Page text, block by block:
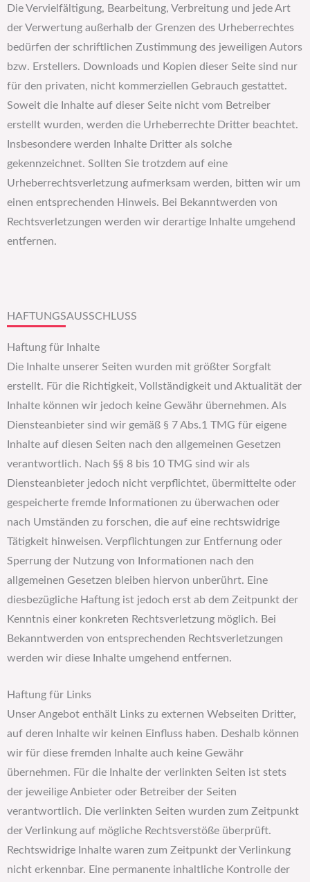
Die Vervielfältigung, Bearbeitung, Verbreitung und jede Art
der Verwertung außerhalb der Grenzen des Urheberrechtes
bedürfen der schriftlichen Zustimmung des jeweiligen Autors
bzw. Erstellers. Downloads und Kopien dieser Seite sind nur
für den privaten, nicht kommerziellen Gebrauch gestattet.
Soweit die Inhalte auf dieser Seite nicht vom Betreiber
erstellt wurden, werden die Urheberrechte Dritter beachtet.
Insbesondere werden Inhalte Dritter als solche
gekennzeichnet. Sollten Sie trotzdem auf eine
Urheberrechtsverletzung aufmerksam werden, bitten wir um
einen entsprechenden Hinweis. Bei Bekanntwerden von
Rechtsverletzungen werden wir derartige Inhalte umgehend
entfernen.
HAFTUNGSAUSSCHLUSS
Haftung für Inhalte
Die Inhalte unserer Seiten wurden mit größter Sorgfalt
erstellt. Für die Richtigkeit, Vollständigkeit und Aktualität der
Inhalte können wir jedoch keine Gewähr übernehmen. Als
Diensteanbieter sind wir gemäß § 7 Abs.1 TMG für eigene
Inhalte auf diesen Seiten nach den allgemeinen Gesetzen
verantwortlich. Nach §§ 8 bis 10 TMG sind wir als
Diensteanbieter jedoch nicht verpflichtet, übermittelte oder
gespeicherte fremde Informationen zu überwachen oder
nach Umständen zu forschen, die auf eine rechtswidrige
Tätigkeit hinweisen. Verpflichtungen zur Entfernung oder
Sperrung der Nutzung von Informationen nach den
allgemeinen Gesetzen bleiben hiervon unberührt. Eine
diesbezügliche Haftung ist jedoch erst ab dem Zeitpunkt der
Kenntnis einer konkreten Rechtsverletzung möglich. Bei
Bekanntwerden von entsprechenden Rechtsverletzungen
werden wir diese Inhalte umgehend entfernen.
Haftung für Links
Unser Angebot enthält Links zu externen Webseiten Dritter,
auf deren Inhalte wir keinen Einfluss haben. Deshalb können
wir für diese fremden Inhalte auch keine Gewähr
übernehmen. Für die Inhalte der verlinkten Seiten ist stets
der jeweilige Anbieter oder Betreiber der Seiten
verantwortlich. Die verlinkten Seiten wurden zum Zeitpunkt
der Verlinkung auf mögliche Rechtsverstöße überprüft.
Rechtswidrige Inhalte waren zum Zeitpunkt der Verlinkung
nicht erkennbar. Eine permanente inhaltliche Kontrolle der